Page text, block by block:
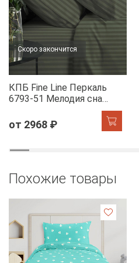
Скоро закончится
КПБ Fine Line Перкаль
6793-51 Мелодия сна
от 2968 ₽
Похожие товары